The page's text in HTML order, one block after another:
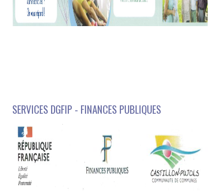
SERVICES DGFIP - FINANCES PUBLIQUES